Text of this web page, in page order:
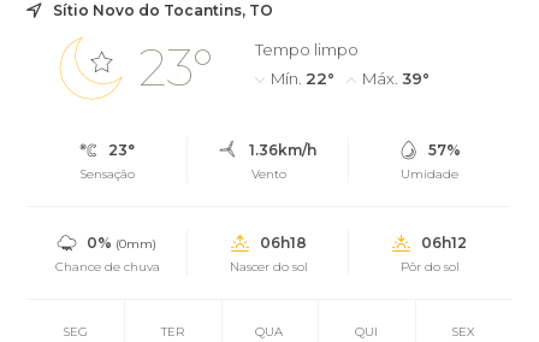
Sítio Novo do Tocantins, TO
23°
Tempo limpo
Mín. 22° Máx. 39°
23°
Sensação
1.36km/h
Vento
57%
Umidade
0% (0mm)
Chance de chuva
06h18
Nascer do sol
06h12
Pôr do sol
SEG TER QUA QUI SEX